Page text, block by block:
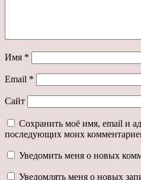
Имя *
Email *
Сайт
Сохранить моё имя, email и
последующих моих
Уведомить меня о новых
Уведомлять меня о новых